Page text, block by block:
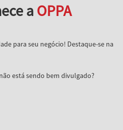
aOPPA
para seu negócio! Destaque-se na
está sendo bem divulgado?